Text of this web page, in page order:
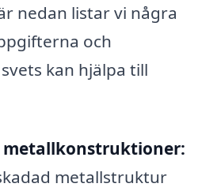
nedan listar vi några
och
kan hjälpa till
metallkonstruktioner:
metallstruktur